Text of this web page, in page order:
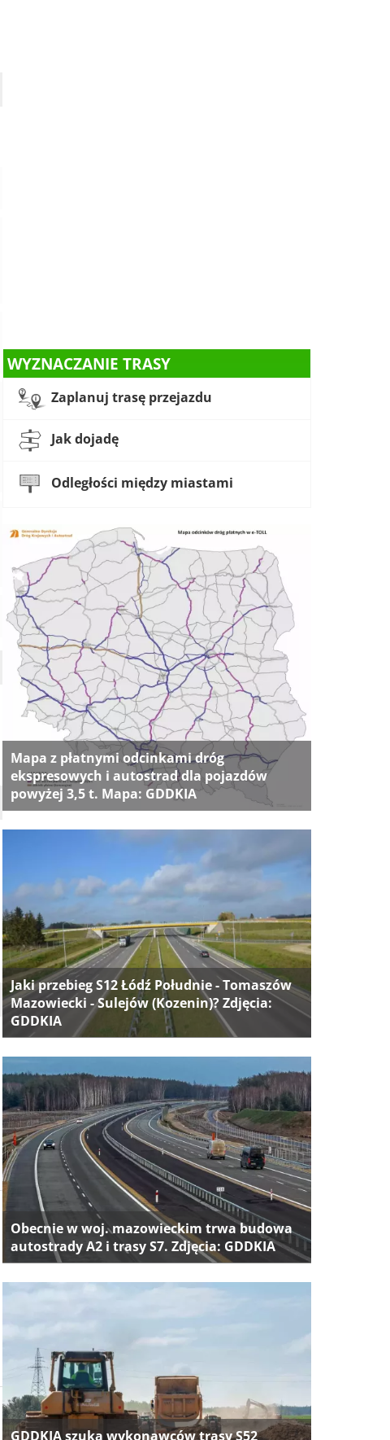
WYZNACZANIE TRASY
Zaplanuj trasę przejazdu
Jak dojadę
Odległości między miastami
Mapa z płatnymi odcinkami dróg
ekspresowych i autostrad dla pojazdów
powyżej 3,5 t. Mapa: GDDKIA
Jaki przebieg S12 Łódź Południe - Tomaszów
Mazowiecki - Sulejów (Kozenin)? Zdjęcia:
GDDKIA
Obecnie w woj. mazowieckim trwa budowa
autostrady A2 i trasy S7. Zdjęcia: GDDKIA
GDDKIA szuka wykonawców trasy S52